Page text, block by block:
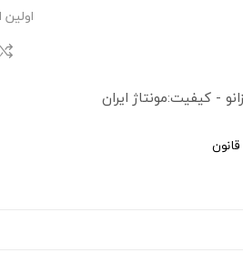
- کیفیت:مونتاژ ایران